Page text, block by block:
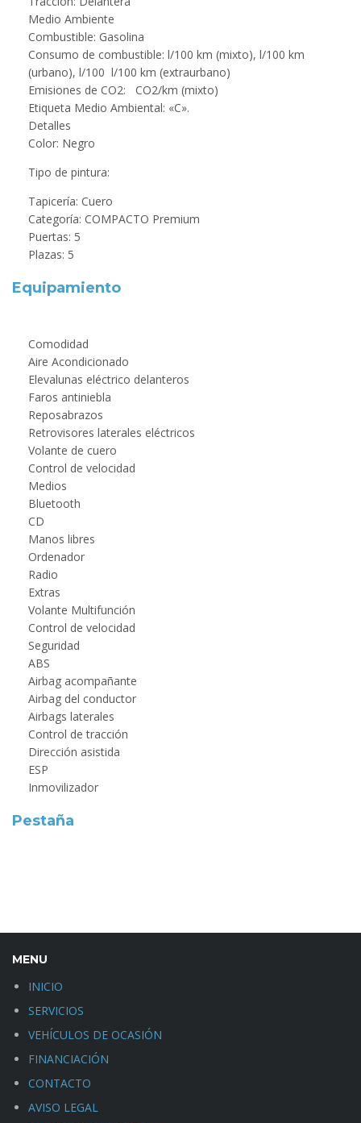
Medio Ambiente
Combustible: Gasolina
Consumo de combustible: l/100 km (mixto), l/100 km
(urbano), l/100 l/100 km (extraurbano)
Emisiones de CO2: CO2/km (mixto)
Etiqueta Medio Ambiental: «C».
Detalles
Color: Negro
Tipo de pintura:
Tapicería: Cuero
Categoría: COMPACTO Premium
Puertas: 5
Plazas: 5
Equipamiento
Comodidad
Aire Acondicionado
Elevalunas eléctrico delanteros
Faros antiniebla
Reposabrazos
Retrovisores laterales eléctricos
Volante de cuero
Control de velocidad
Medios
Bluetooth
CD
Manos libres
Ordenador
Radio
Extras
Volante Multifunción
Control de velocidad
Seguridad
ABS
Airbag acompañante
Airbag del conductor
Airbags laterales
Control de tracción
Dirección asistida
ESP
Inmovilizador
Pestaña
MENU
INICIO
SERVICIOS
VEHÍCULOS DE OCASIÓN
FINANCIACIÓN
CONTACTO
AVISO LEGAL